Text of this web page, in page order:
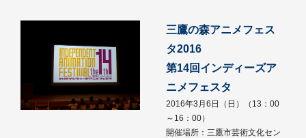
三鷹の森アニメフェス
タ2016
第14回インディーズア
ニメフェスタ
2016年3月6日（日）（13：00
～16：00）
開催場所：三鷹市芸術文化セン